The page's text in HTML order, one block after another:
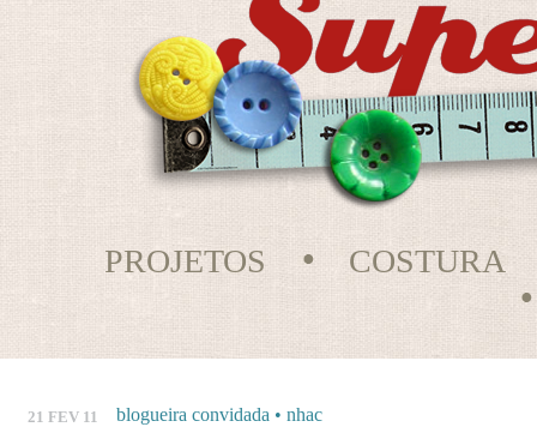
PROJETOS COSTURA
21 FEV 11 blogueira convidada • nhac